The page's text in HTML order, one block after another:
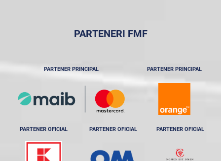
PARTENERI FMF
PARTENER PRINCIPAL PARTENER PRINCIPAL
PARTENER OFICIAL PARTENER OFICIAL PARTENER OFICIAL